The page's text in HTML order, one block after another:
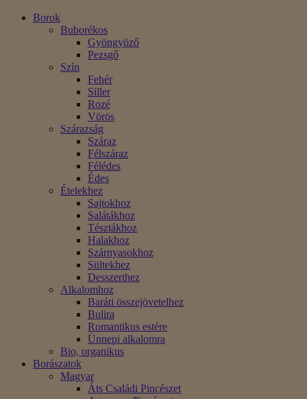
Borok
Buborékos
Gyöngyöző
Pezsgő
Szín
Fehér
Siller
Rozé
Vörös
Szárazság
Száraz
Félszáraz
Félédes
Édes
Ételekhez
Sajtokhoz
Salátákhoz
Tésztákhoz
Halakhoz
Szárnyasokhoz
Sültekhez
Desszerthez
Alkalomhoz
Baráti összejövetelhez
Bulira
Romantikus estére
Ünnepi alkalomra
Bio, organikus
Borászatok
Magyar
Áts Családi Pincészet